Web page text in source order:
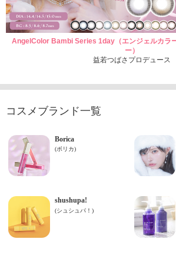
AngelColor Bambi Series 1day（エンジェルカラ
ー）
益若つばさプロデュース
コスメブランド一覧